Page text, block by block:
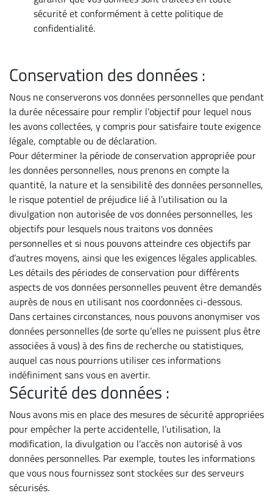
sécurité et conformément à cette politique de
confidentialité.
Conservation des données :
Nous ne conserverons vos données personnelles que pendant
la durée nécessaire pour remplir l’objectif pour lequel nous
les avons collectées, y compris pour satisfaire toute exigence
légale, comptable ou de déclaration.
Pour déterminer la période de conservation appropriée pour
les données personnelles, nous prenons en compte la
quantité, la nature et la sensibilité des données personnelles,
le risque potentiel de préjudice lié à l’utilisation ou la
divulgation non autorisée de vos données personnelles, les
objectifs pour lesquels nous traitons vos données
personnelles et si nous pouvons atteindre ces objectifs par
d’autres moyens, ainsi que les exigences légales applicables.
Les détails des périodes de conservation pour différents
aspects de vos données personnelles peuvent être demandés
auprès de nous en utilisant nos coordonnées ci-dessous.
Dans certaines circonstances, nous pouvons anonymiser vos
données personnelles (de sorte qu’elles ne puissent plus être
associées à vous) à des fins de recherche ou statistiques,
auquel cas nous pourrions utiliser ces informations
indéfiniment sans vous en avertir.
Sécurité des données :
Nous avons mis en place des mesures de sécurité appropriées
pour empêcher la perte accidentelle, l’utilisation, la
modification, la divulgation ou l’accès non autorisé à vos
données personnelles. Par exemple, toutes les informations
que vous nous fournissez sont stockées sur des serveurs
sécurisés.